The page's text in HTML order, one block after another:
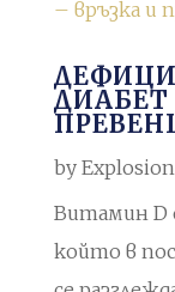
ДИАБЕТ
by Explosion
Витамин D
който в